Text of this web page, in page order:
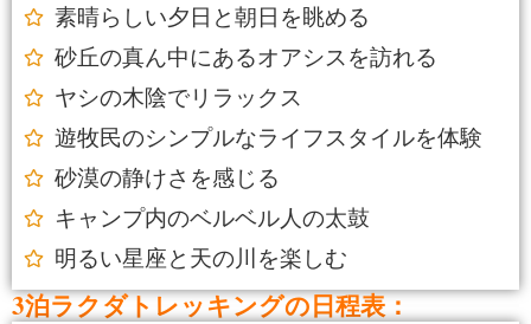
素晴らしい夕日と朝日を眺める
砂丘の真ん中にあるオアシスを訪れる
ヤシの木陰でリラックス
遊牧民のシンプルなライフスタイルを体験
砂漠の静けさを感じる
キャンプ内のベルベル人の太鼓
明るい星座と天の川を楽しむ
3泊ラクダトレッキングの日程表：